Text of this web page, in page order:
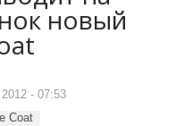
новый
- 07:53
Coat